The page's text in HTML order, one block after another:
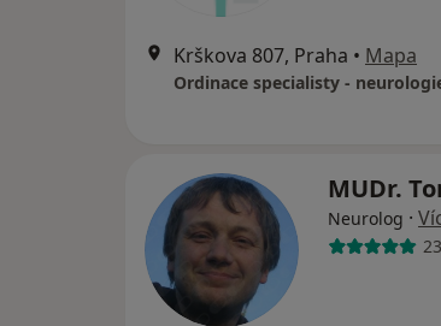
Krškova 807, Praha • Mapa
Ordinace specialisty -
MUDr.
Neurolog ·